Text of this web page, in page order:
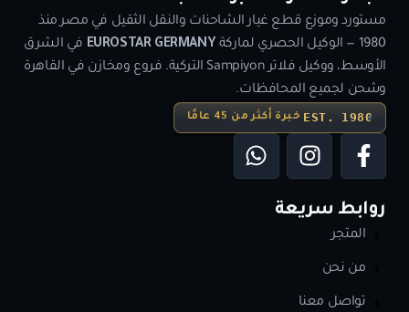
مستورد وموزع قطع غيار الشاحنات والنقل الثقيل في مصر منذ
1980 — الوكيل الحصري لماركة
EUROSTAR GERMANYفي الشرق
الأوسط، ووكيل فلاتر Sampiyon التركية. فروع ومخازن في القاهرة
وشحن لجميع المحافظات.
EST. 1980خبرة أكثر من 45 عامًا
روابط سريعة
المتجر
من نحن
تواصل معنا